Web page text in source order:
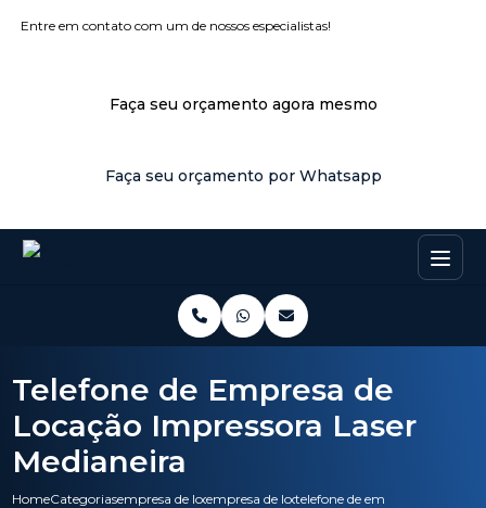
Entre em contato com um de nossos especialistas!
Faça seu orçamento agora mesmo
Faça seu orçamento por Whatsapp
HomeCategoriasempresa de locacao de impressoras
empresa de locacao de impressoras
telefone de empresa de
Telefone de Empresa de
Locação Impressora Laser
Medianeira